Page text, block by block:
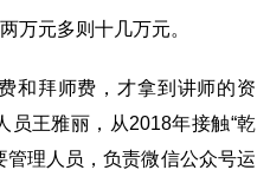
万元多则十几万元。
和拜师费，才拿到讲师的资
员王雅丽，从2018年接触“乾
管理人员，负责微信公众号运